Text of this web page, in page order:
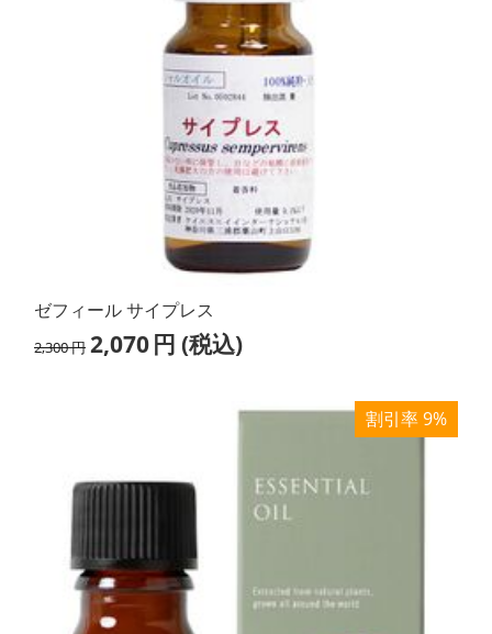
ゼフィール サイプレス
2,300円 2,070円 (税込)
割引率 9%